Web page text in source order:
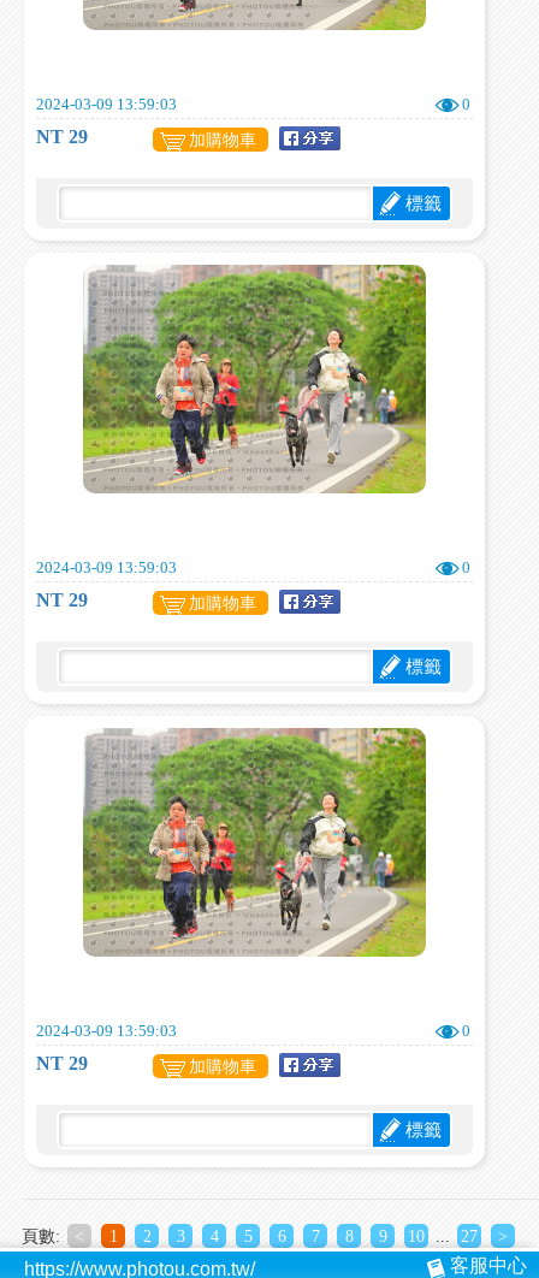
2024-03-09 13:59:03 0
NT 29 加購物車
標籤
2024-03-09 13:59:03 0
NT 29 加購物車
標籤
2024-03-09 13:59:03 0
NT 29 加購物車
標籤
頁數: < 1 2 3 4 5 6 7 8 9 10 27 >
https://www.photou.com.tw/ 客服中心